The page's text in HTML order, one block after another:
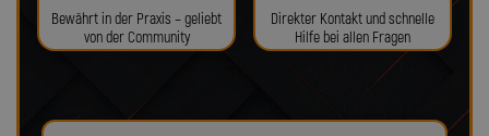
Bewährt in der Praxis – geliebt
von der Community
Direkter Kontakt und schnelle
Hilfe bei allen Fragen